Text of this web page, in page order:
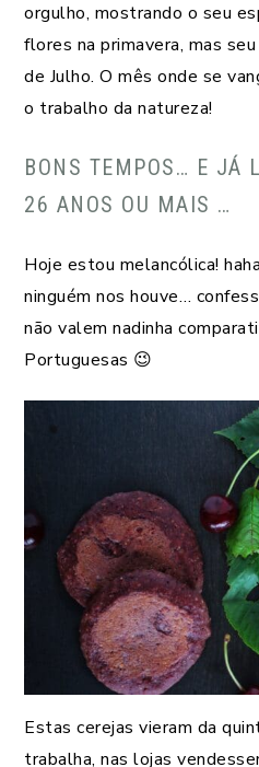
orgulho, mostrando o seu
flores na primavera, mas
de Julho. O mês onde se
o trabalho da natureza!
BONS TEMPOS… E JÁ
26 ANOS OU MAIS …
Hoje estou melancólica!
ninguém nos houve…
não valem nadinha
Portuguesas 😉
Estas cerejas vieram da
trabalha, nas lojas